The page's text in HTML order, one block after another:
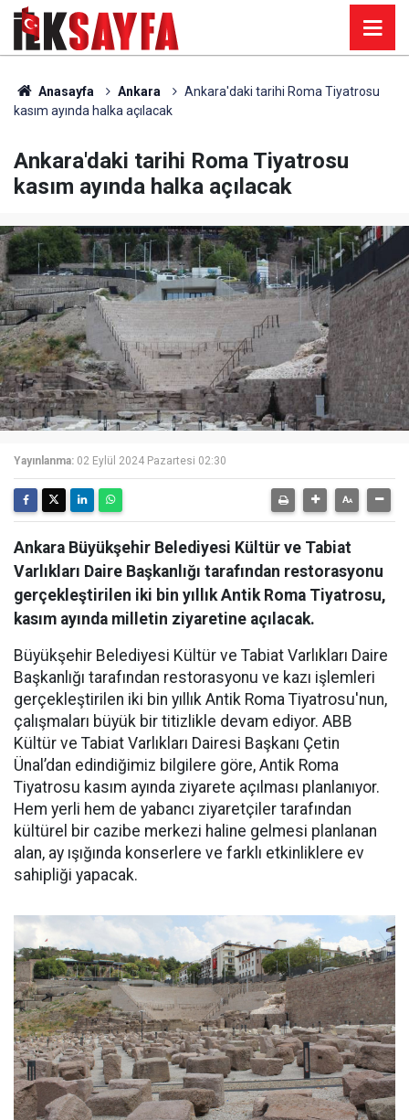
Anasayfa Ankara
Ankara'daki tarihi Roma Tiyatrosu
kasım ayında halka açılacak
Ankara'daki tarihi Roma Tiyatrosu
kasım ayında halka açılacak
Yayınlanma: 02 Eylül 2024 Pazartesi 02:30
Ankara Büyükşehir Belediyesi Kültür ve Tabiat
Varlıkları Daire Başkanlığı tarafından restorasyonu
gerçekleştirilen iki bin yıllık Antik Roma Tiyatrosu,
kasım ayında milletin ziyaretine açılacak.
Büyükşehir Belediyesi Kültür ve Tabiat Varlıkları Daire
Başkanlığı tarafından restorasyonu ve kazı işlemleri
gerçekleştirilen iki bin yıllık Antik Roma Tiyatrosu'nun,
çalışmaları büyük bir titizlikle devam ediyor. ABB
Kültür ve Tabiat Varlıkları Dairesi Başkanı Çetin
Ünal’dan edindiğimiz bilgilere göre, Antik Roma
Tiyatrosu kasım ayında ziyarete açılması planlanıyor.
Hem yerli hem de yabancı ziyaretçiler tarafından
kültürel bir cazibe merkezi haline gelmesi planlanan
alan, ay ışığında konserlere ve farklı etkinliklere ev
sahipliği yapacak.